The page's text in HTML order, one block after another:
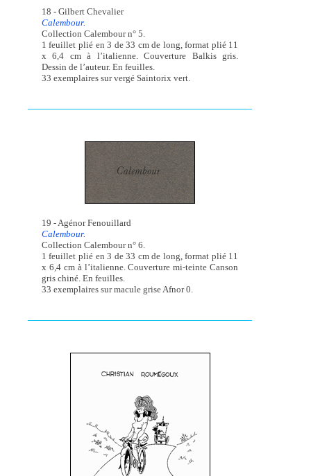
18 - Gilbert Chevalier
Calembour.
Collection Calembour n° 5.
1 feuillet plié en 3 de 33 cm de long, format plié 11
x 6,4 cm à l’italienne. Couverture Balkis gris.
Dessin de l’auteur. En feuilles.
33 exemplaires sur vergé Saintorix vert.
19 - Agénor Fenouillard
Calembour.
Collection Calembour n° 6.
1 feuillet plié en 3 de 33 cm de long, format plié 11
x 6,4 cm à l’italienne. Couverture mi-teinte Canson
gris chiné. En feuilles.
33 exemplaires sur macule grise Afnor 0.